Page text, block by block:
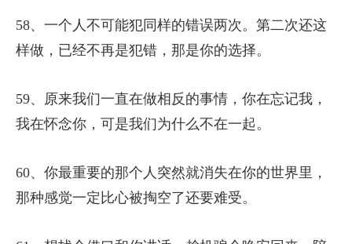
58、一个人不可能犯同样的错误两次。第二次还这
样做，已经不再是犯错，那是你的选择。
59、原来我们一直在做相反的事情，你在忘记我，
我在怀念你，可是我们为什么不在一起。
60、你最重要的那个人突然就消失在你的世界里，
那种感觉一定比心被掏空了还要难受。